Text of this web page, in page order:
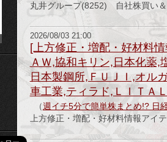
オ
ン
ラ
イ
ン
カ
丸井グループ(8252) 自社株買い
2026/08/03 21:00
[上方修正・増配・好材料
ＡＷ,協和キリン,日本化薬,
日本製鋼所,ＦＵＪＩ,オル
車工業,ティラド,ＬＩＴＡ
（週イチ5分で簡単株まとめ!? 日
上方修正・増配・好材料情報アイ